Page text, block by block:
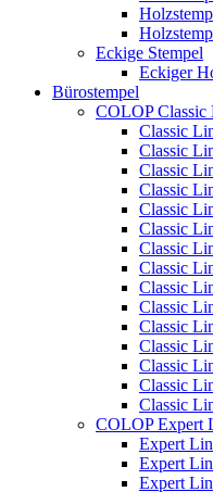
Eckige Stempel
Eckiger
Bürostempel
COLOP Classic
Classic
Classic
Classic
Classic
Classic
Classic
Classic
Classic
Classic
Classic
Classic
Classic
Classic
Classic
Classic
COLOP Expert
Expert
Expert
Expert